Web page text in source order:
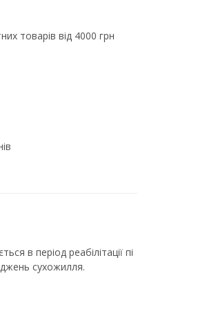
товарів від 4000 грн
в період реабілітації пі
сухожилля.